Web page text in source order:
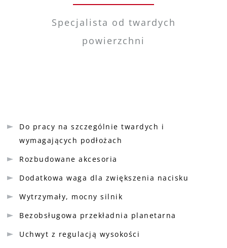
Specjalista od twardych
powierzchni
Do pracy na szczególnie twardych i
wymagających podłożach
Rozbudowane akcesoria
Dodatkowa waga dla zwiększenia nacisku
Wytrzymały, mocny silnik
Bezobsługowa przekładnia planetarna
Uchwyt z regulacją wysokości